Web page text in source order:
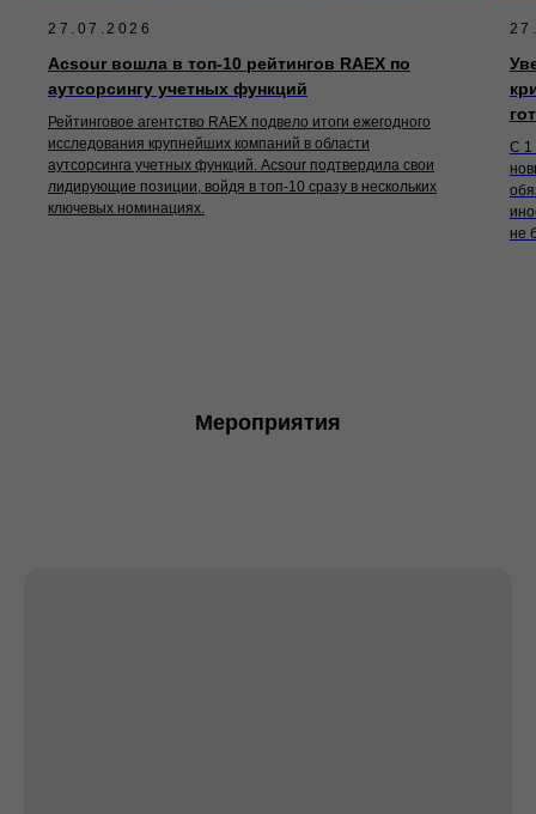
27.07.2026
Acsour вошла в топ-10 рейтингов RAEX по
аутсорсингу учетных функций
Рейтинговое агентство RAEX подвело итоги ежегодного
исследования крупнейших компаний в области
аутсорсинга учетных функций. Acsour подтвердила свои
лидирующие позиции, войдя в топ-10 сразу в нескольких
ключевых номинациях.
С 1
не
Мероприятия